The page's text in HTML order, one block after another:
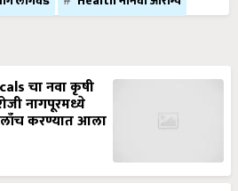
चा नवा कृषी
नागपूरमध्ये
लाँच करण्यात आला